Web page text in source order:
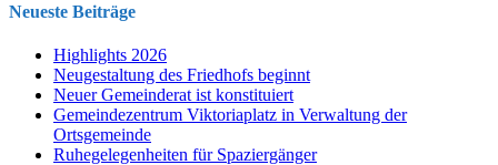
Neueste Beiträge
Highlights 2026
Neugestaltung des Friedhofs beginnt
Neuer Gemeinderat ist konstituiert
Gemeindezentrum Viktoriaplatz in Verwaltung der
Ortsgemeinde
Ruhegelegenheiten für Spaziergänger